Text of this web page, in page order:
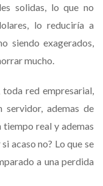
solidas, lo que no
lo reduciría a
siendo exagerados,
mucho.
red empresarial,
ademas de
real y ademas
acaso no? Lo que se
a una perdida